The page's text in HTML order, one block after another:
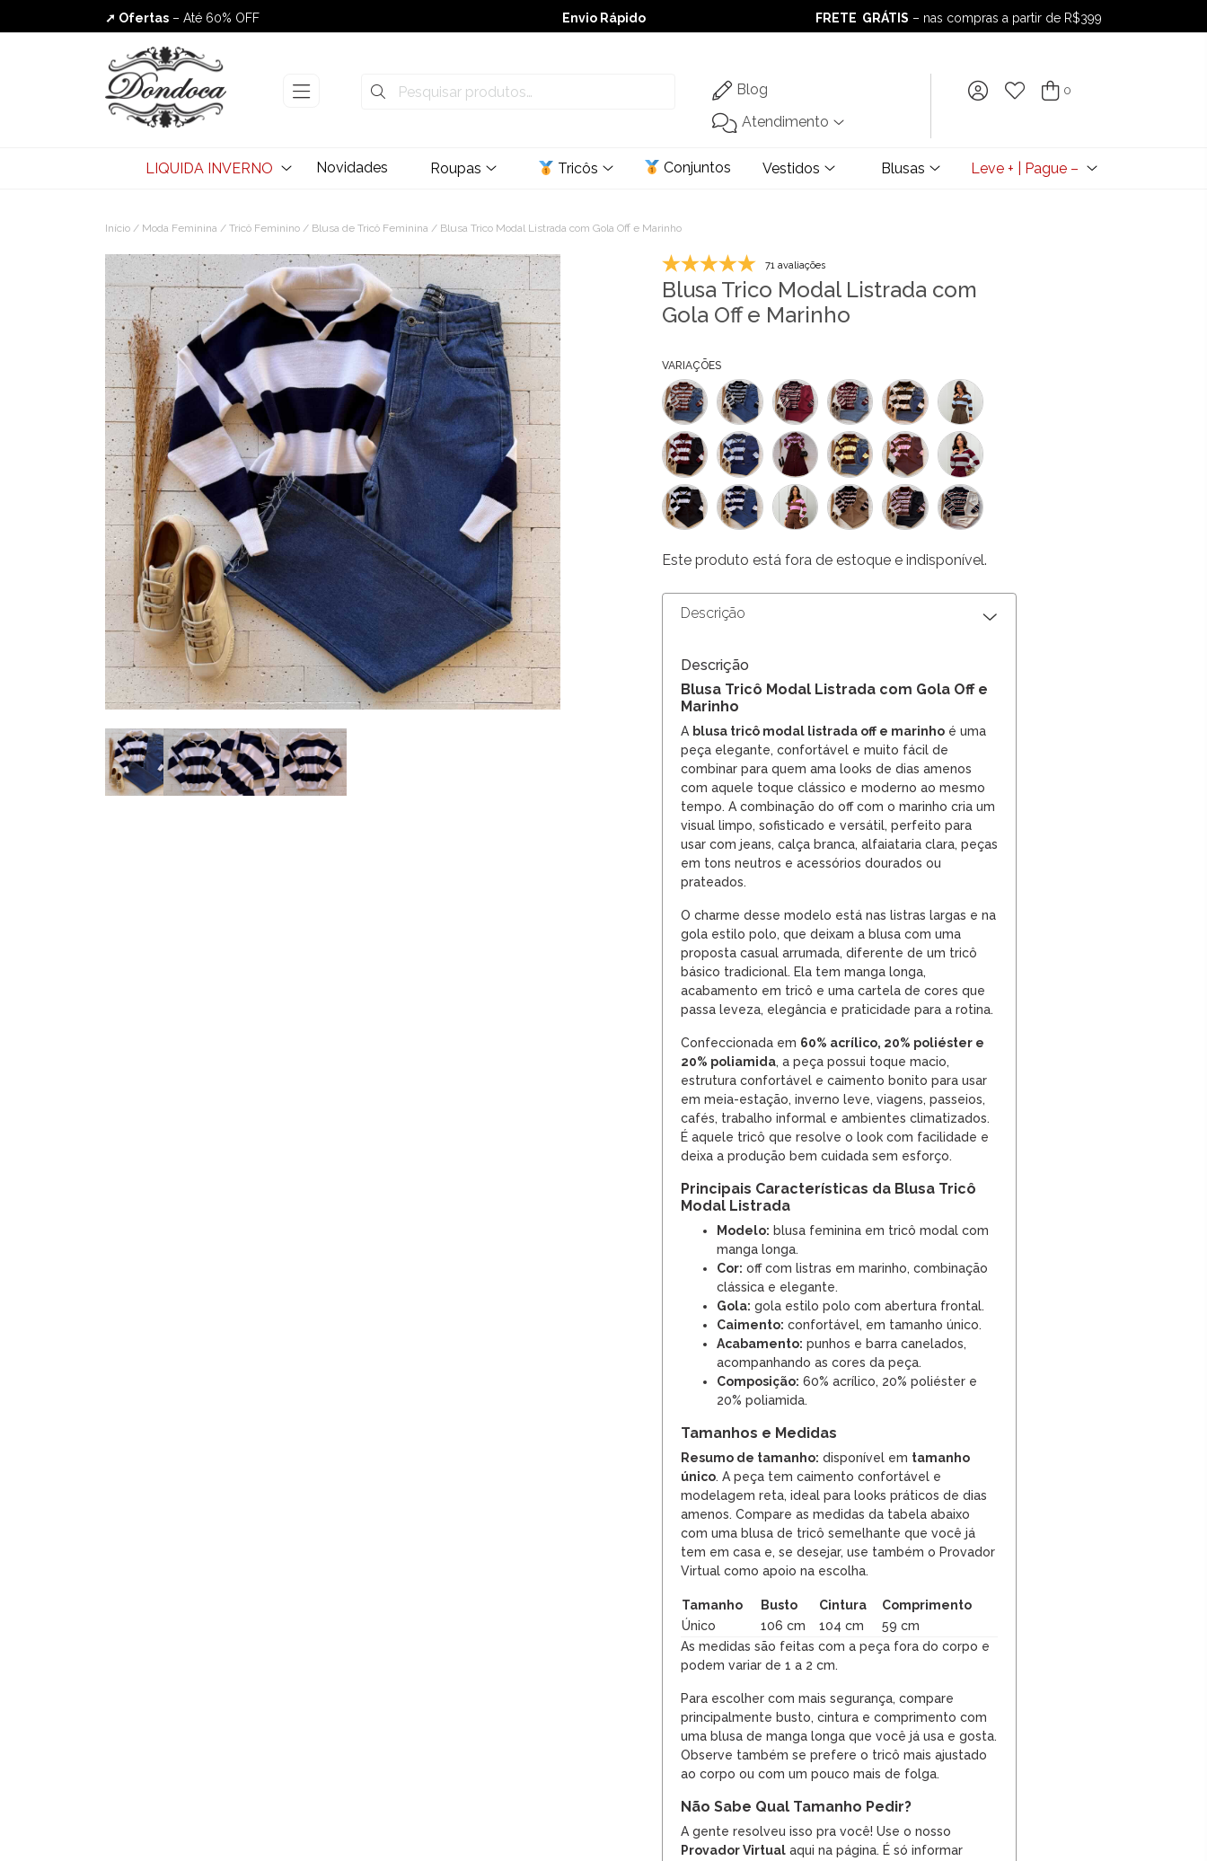
➚ Ofertas – Até 60% OFF
Envio Rápido
Envio Rápido
➚ Ofertas– Até 60% OFF
FRETE GRÁTIS – nas compras a partir de R$399
FRETE GRÁTIS– nas compras a partir de R$399
Blog
Atendimento
0
LIQUIDA INVERNO Novidades Roupas Tricôs Conjuntos Vestidos Blusas Leve + | Pague –
Início / Moda Feminina / Tricô Feminino / Blusa de Tricô Feminina / Blusa Trico Modal Listrada com Gola Off e Marinho
71 avaliações
Blusa Trico Modal Listrada com
Gola Off e Marinho
VARIAÇÕES
Este produto está fora de estoque e indisponível.
Descrição
Descrição
Blusa Tricô Modal Listrada com Gola Off e
Marinho
A blusa tricô modal listrada off e marinho é uma
peça elegante, confortável e muito fácil de
combinar para quem ama looks de dias amenos
com aquele toque clássico e moderno ao mesmo
tempo. A combinação do off com o marinho cria um
visual limpo, sofisticado e versátil, perfeito para
usar com jeans, calça branca, alfaiataria clara, peças
em tons neutros e acessórios dourados ou
prateados.
O charme desse modelo está nas listras largas e na
gola estilo polo, que deixam a blusa com uma
proposta casual arrumada, diferente de um tricô
básico tradicional. Ela tem manga longa,
acabamento em tricô e uma cartela de cores que
passa leveza, elegância e praticidade para a rotina.
Confeccionada em 60% acrílico, 20% poliéster e
20% poliamida, a peça possui toque macio,
estrutura confortável e caimento bonito para usar
em meia-estação, inverno leve, viagens, passeios,
cafés, trabalho informal e ambientes climatizados.
É aquele tricô que resolve o look com facilidade e
deixa a produção bem cuidada sem esforço.
Principais Características da Blusa Tricô
Modal Listrada
Modelo: blusa feminina em tricô modal com
manga longa.
Cor: off com listras em marinho, combinação
clássica e elegante.
Gola: gola estilo polo com abertura frontal.
Caimento: confortável, em tamanho único.
Acabamento: punhos e barra canelados,
acompanhando as cores da peça.
Composição: 60% acrílico, 20% poliéster e
20% poliamida.
Tamanhos e Medidas
Resumo de tamanho: disponível em tamanho
único. A peça tem caimento confortável e
modelagem reta, ideal para looks práticos de dias
amenos. Compare as medidas da tabela abaixo
com uma blusa de tricô semelhante que você já
tem em casa e, se desejar, use também o Provador
Virtual como apoio na escolha.
Tamanho Busto Cintura
Comprimento
Único
106 cm 104 cm
59 cm
As medidas são feitas com a peça fora do corpo e
podem variar de 1 a 2 cm.
Para escolher com mais segurança, compare
principalmente busto, cintura e comprimento com
uma blusa de manga longa que você já usa e gosta.
Observe também se prefere o tricô mais ajustado
ao corpo ou com um pouco mais de folga.
Não Sabe Qual Tamanho Pedir?
A gente resolveu isso pra você! Use o nosso
Provador Virtual aqui na página. É só informar